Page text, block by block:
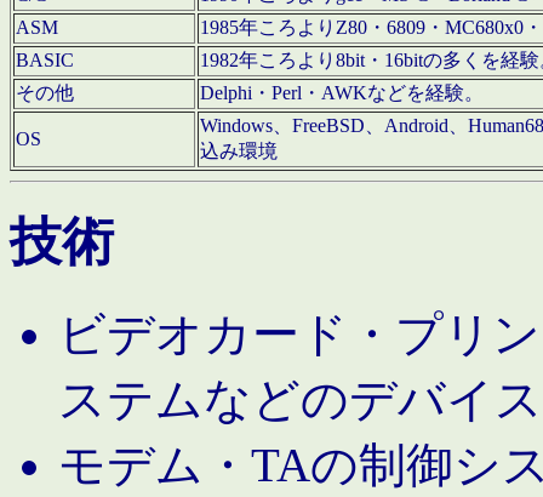
ASM
1985年ころよりZ80・6809・MC680x0
BASIC
1982年ころより8bit・16bitの多くを経
その他
Delphi・Perl・AWKなどを経験。
OS
Windows、FreeBSD、Android、
込み環境
技術
ビデオカード・プリ
ステムなどのデバイ
モデム・TAの制御シ